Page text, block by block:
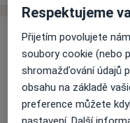
Ceník
Informace o
Tento specialista
Respektujeme
Přijetím povolujete
soubory cookie (nebo
shromažďování údajů
obsahu na základě
preference můžete